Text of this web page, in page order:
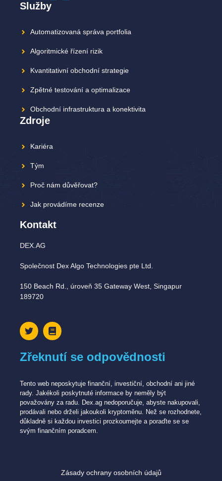
Služby
Automatizovaná správa portfolia
Algoritmické řízení rizik
Kvantitativní obchodní strategie
Zpětné testování a optimalizace
Obchodní infrastruktura a konektivita
Zdroje
Kariéra
Tým
Proč nám důvěřovat?
Jak provádíme recenze
Kontakt
DEX.AG
Společnost Dex Algo Technologies pte Ltd.
150 Beach Rd., úroveň 35 Gateway West, Singapur
189720
Zřeknutí se odpovědnosti
Tento web neposkytuje finanční, investiční, obchodní ani jiné
rady. Jakékoli poskytnuté informace by neměly být
považovány za radu. Dex.ag nedoporučuje, abyste nakupovali,
prodávali nebo drželi jakoukoli kryptoměnu. Než se rozhodnete,
důkladně si každou investici prozkoumejte a poraďte se se
svým finančním poradcem.
Zásady ochrany osobních údajů